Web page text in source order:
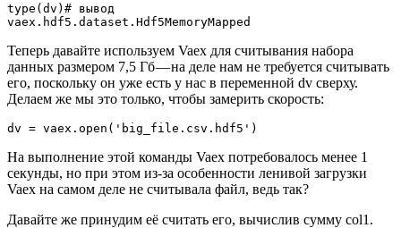
type(dv)# вывод
vaex.hdf5.dataset.Hdf5MemoryMapped
Теперь давайте используем Vaex для считывания набора
данных размером 7,5 Гб — на деле нам не требуется считывать
его, поскольку он уже есть у нас в переменной dv сверху.
Делаем же мы это только, чтобы замерить скорость:
dv = vaex.open('big_file.csv.hdf5')
На выполнение этой команды Vaex потребовалось менее 1
секунды, но при этом из-за особенности ленивой загрузки
Vaex на самом деле не считывала файл, ведь так?
Давайте же принудим её считать его, вычислив сумму col1.